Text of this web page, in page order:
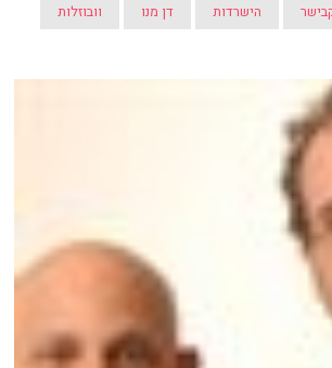
הישרדות דן מנו וובוזלות